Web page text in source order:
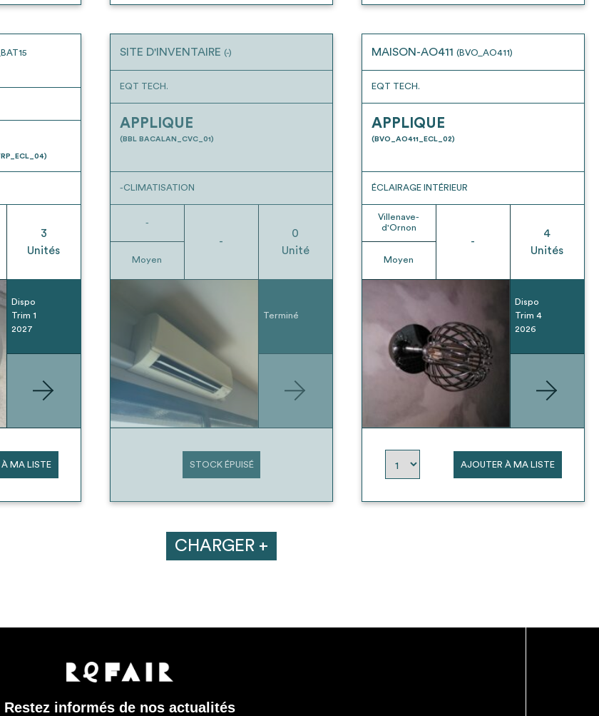
3
Unités
Dispo
Trim 1
2027
MA LISTE
SITE D'INVENTAIRE (-)
EQT TECH.
APPLIQUE
(BBL BACALAN_CVC_01)
-CLIMATISATION
-
Moyen
-
0
Unité
Terminé
STOCK ÉPUISÉ
MAISON-AO411 (BVO_AO411)
EQT TECH.
APPLIQUE
(BVO_AO411_ECL_02)
ÉCLAIRAGE INTÉRIEUR
Villenave-
d'Ornon
Moyen
-
4
Unités
Dispo
Trim 4
2026
AJOUTER À MA LISTE
CHARGER +
Restez informés de nos actualités